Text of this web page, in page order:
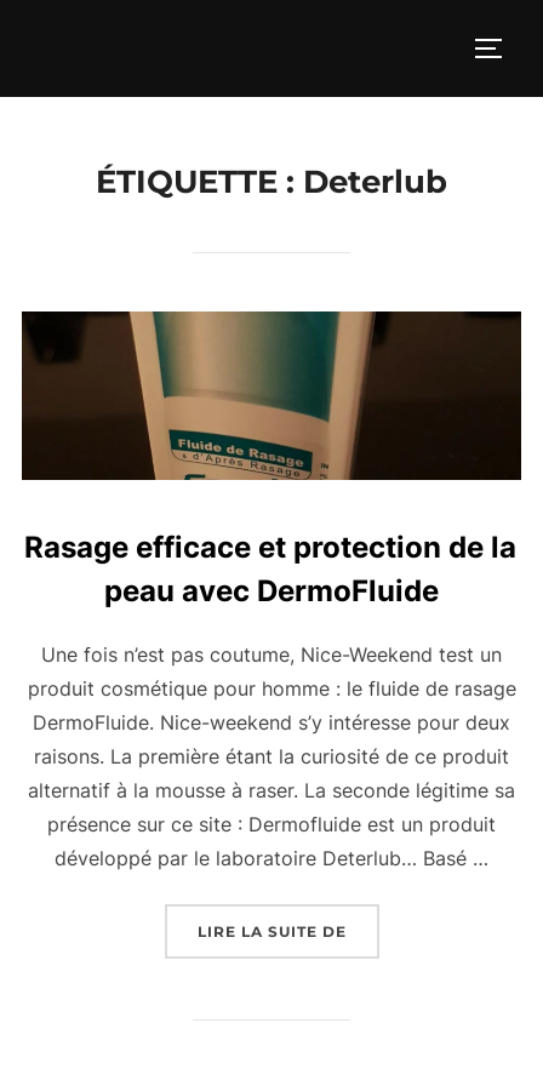
ÉTIQUETTE : Deterlub
Rasage efficace et protection de la
peau avec DermoFluide
Une fois n’est pas coutume, Nice-Weekend test un
produit cosmétique pour homme : le fluide de rasage
DermoFluide. Nice-weekend s’y intéresse pour deux
raisons. La première étant la curiosité de ce produit
alternatif à la mousse à raser. La seconde légitime sa
présence sur ce site : Dermofluide est un produit
développé par le laboratoire Deterlub… Basé …
LIRE LA SUITE DE« RASAGE EFFICACE